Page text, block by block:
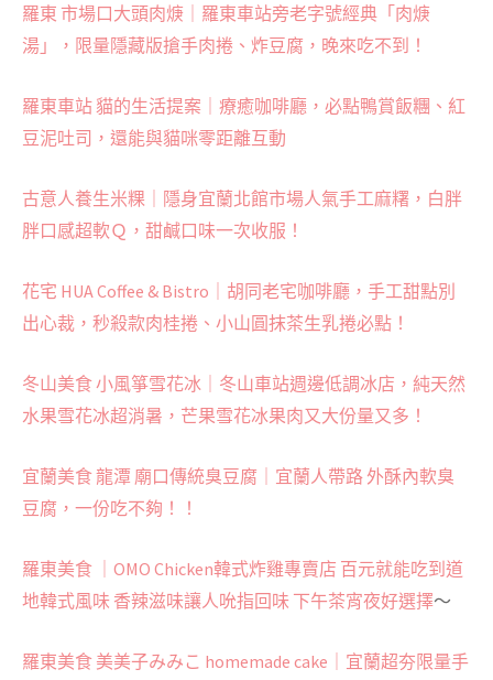
羅東 市場口大頭肉焿｜羅東車站旁老字號經典「肉焿
湯」，限量隱藏版搶手肉捲、炸豆腐，晚來吃不到！
羅東車站 貓的生活提案｜療癒咖啡廳，必點鴨賞飯糰、紅
豆泥吐司，還能與貓咪零距離互動
古意人養生米粿｜隱身宜蘭北館市場人氣手工麻糬，白胖
胖口感超軟Ｑ，甜鹹口味一次收服！
花宅 HUA Coffee & Bistro｜胡同老宅咖啡廳，手工甜點別
出心裁，秒殺款肉桂捲、小山圓抹茶生乳捲必點！
冬山美食 小風箏雪花冰｜冬山車站週邊低調冰店，純天然
水果雪花冰超消暑，芒果雪花冰果肉又大份量又多！
宜蘭美食 龍潭 廟口傳統臭豆腐｜宜蘭人帶路 外酥內軟臭
豆腐，一份吃不夠！！
羅東美食 ｜OMO Chicken韓式炸雞專賣店 百元就能吃到道
地韓式風味 香辣滋味讓人吮指回味 下午茶宵夜好選擇～
羅東美食 美美子みみこ homemade cake｜宜蘭超夯限量手